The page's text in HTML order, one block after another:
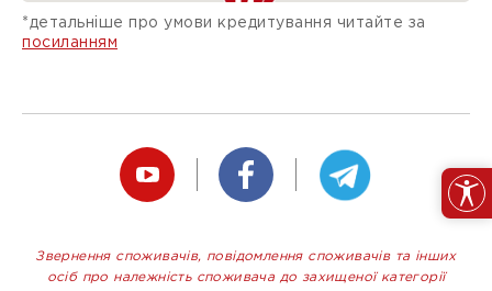
*детальніше про умови кредитування читайте за
посиланням
Звернення споживачів, повідомлення споживачів та інших
осіб про належність споживача до захищеної категорії